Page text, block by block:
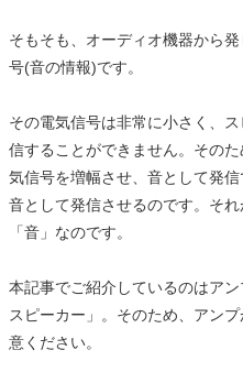
そもそも、オーディオ機器から
号(音の情報)です。
その電気信号は非常に小さく、
信することができません。その
気信号を増幅させ、音として発
音として発信させるのです。そ
「音」なのです。
本記事でご紹介しているのはア
スピーカー」。そのため、アン
意ください。